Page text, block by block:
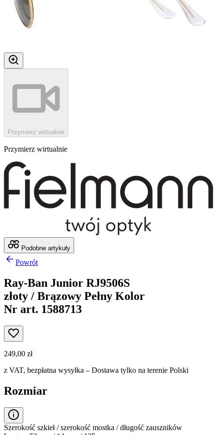
Przymierz wirtualnie
Przymierz wirtualnie
Podobne artykuły
Powrót
Ray-Ban Junior RJ9506S
złoty / Brązowy Pełny Kolor
Nr art. 1588713
249,00 zł
z VAT, bezpłatna wysyłka – Dostawa tylko na terenie Polski
Rozmiar
Szerokość szkieł / szerokość mostka / długość zauszników